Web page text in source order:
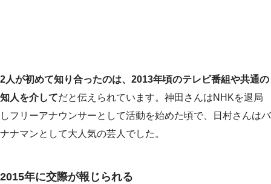
2人が初めて知り合ったのは、2013年頃のテレビ番組や共通の
知人を介してだと伝えられています。神田さんはNHKを退局
しフリーアナウンサーとして活動を始めた頃で、日村さんはバ
ナナマンとして大人気の芸人でした。
2015年に交際が報じられる